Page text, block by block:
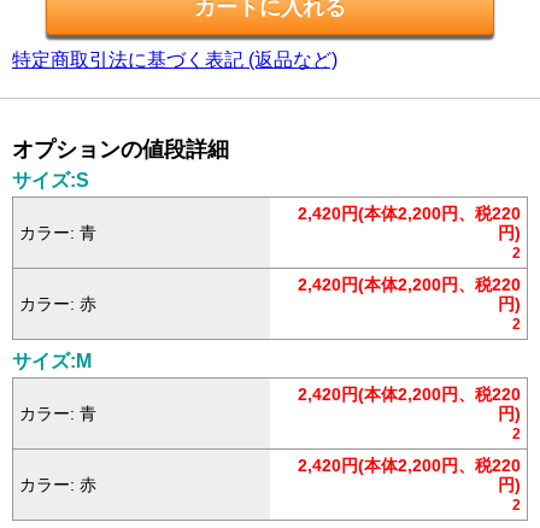
特定商取引法に基づく表記 (返品など)
オプションの値段詳細
サイズ:S
カラー: 青
2,420円(本体2,200円、税220
円)
2
カラー: 赤
2,420円(本体2,200円、税220
円)
2
サイズ:M
カラー: 青
2,420円(本体2,200円、税220
円)
2
カラー: 赤
2,420円(本体2,200円、税220
円)
2